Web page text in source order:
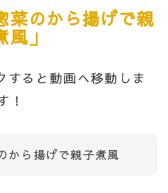
菜のから揚げで親
風」
すると動画へ移動しま
！
から揚げで親子煮風